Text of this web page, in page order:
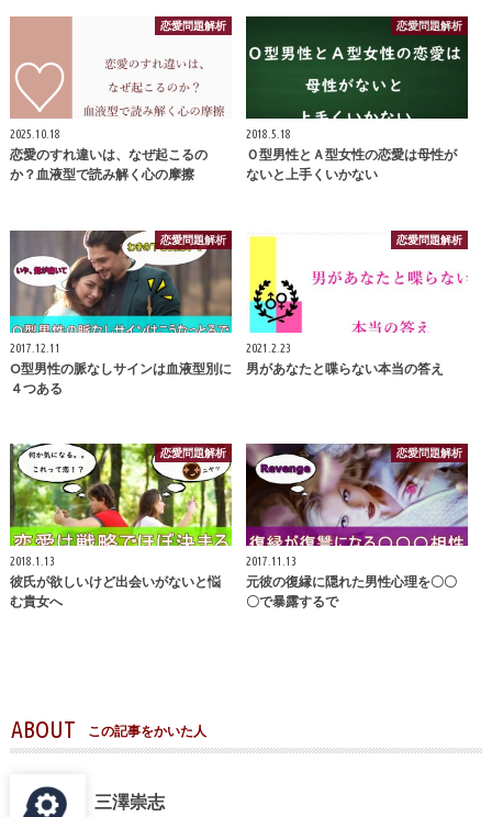
恋愛問題解析
2025.10.18
恋愛のすれ違いは、なぜ起こるの
か？血液型で読み解く心の摩擦
恋愛問題解析
2018.5.18
Ｏ型男性とＡ型女性の恋愛は母性が
ないと上手くいかない
恋愛問題解析
2017.12.11
O型男性の脈なしサインは血液型別に
４つある
恋愛問題解析
2021.2.23
男があなたと喋らない本当の答え
恋愛問題解析
2018.1.13
彼氏が欲しいけど出会いがないと悩
む貴女へ
恋愛問題解析
2017.11.13
元彼の復縁に隠れた男性心理を〇〇
〇で暴露するで
ABOUT この記事をかいた人
三澤崇志